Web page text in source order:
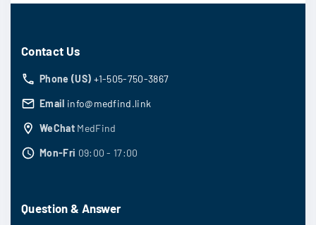
Contact Us
Phone (US) +1-505-750-3867
Email info@medfind.link
WeChat MedFind
Mon-Fri 09:00 - 17:00
Question & Answer